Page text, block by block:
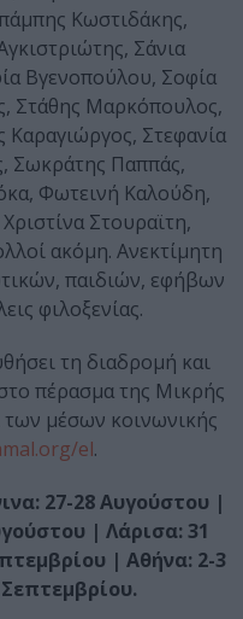
Κωστιδάκης,
Σάνια
Βγενοπούλου, Σοφία
Στάθης Μαρκόπουλος,
Καραγιώργος, Στεφανία
Σωκράτης Παππάς,
Φωτεινή Καλούδη,
Στουραϊτη,
ακόμη. Ανεκτίμητη
παιδιών, εφήβων
φιλοξενίας.
τη διαδρομή και
πέρασμα της Μικρής
μέσων κοινωνικής
el.
27-28 Αυγούστου |
| Λάρισα: 31
| Αθήνα: 2-3